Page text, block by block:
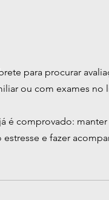
para procurar
ou com exames no
é comprovado:
e fazer